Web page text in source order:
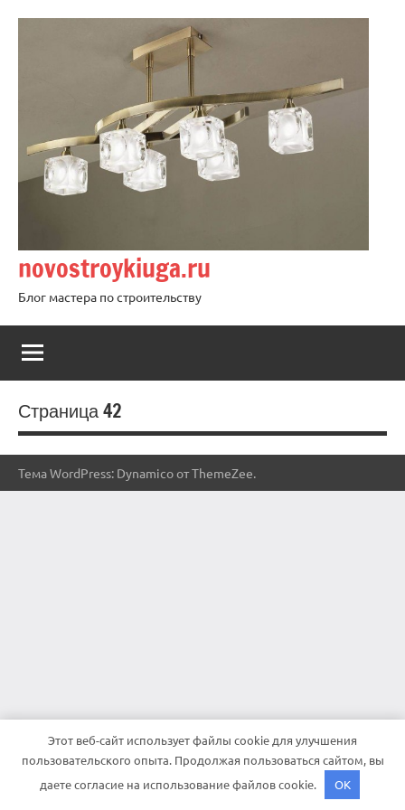
novostroykiuga.ru
Блог мастера по строительству
Страница 42
Тема WordPress: Dynamico от ThemeZee.
Этот веб-сайт использует файлы cookie для улучшения
пользовательского опыта. Продолжая пользоваться сайтом, вы
даете согласие на использование файлов cookie.
OK